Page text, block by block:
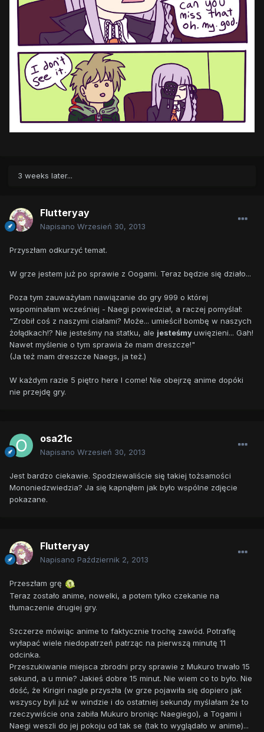
3 weeks later...
Flutteryay
Napisano Wrzesień 30, 2013
Przyszłam odkurzyć temat.
W grze jestem już po sprawie z Oogami. Teraz będzie się działo...
Poza tym zauważyłam nawiązanie do gry 999 o której
wspominałam wcześniej - Naegi powiedział, a raczej pomyślał:
"Zrobił coś z naszymi ciałami? Może... umieścił bombę w naszych
żołądkach!? Nie jesteśmy na statku, ale jesteśmyuwięzieni... Gah!
Nawet myślenie o tym sprawia że mam dreszcze!"
(Ja też mam dreszcze Naegs, ja też.)
W każdym razie 5 piętro here I come! Nie obejrzę anime dopóki
nie przejdę gry.
osa21c
Napisano Wrzesień 30, 2013
Jest bardzo ciekawie. Spodziewaliście się takiej tożsamości
Mononiedzwiedzia? Ja się kapnąłem jak było wspólne zdjęcie
pokazane.
Flutteryay
Napisano Październik 2, 2013
Przeszłam grę
Teraz zostało anime, nowelki, a potem tylko czekanie na
tłumaczenie drugiej gry.
Szczerze mówiąc anime to faktycznie trochę zawód. Potrafię
wyłapać wiele niedopatrzeń patrząc na pierwszą minutę 11
odcinka.
Przeszukiwanie miejsca zbrodni przy sprawie z Mukuro trwało 15
sekund, a u mnie? Jakieś dobre 15 minut. Nie wiem co to było. Nie
dość, że Kirigiri nagle przyszła (w grze pojawiła się dopiero jak
wszyscy byli już w windzie i do ostatniej sekundy myślałam że to
rzeczywiście ona zabiła Mukuro broniąc Naegiego), a Togami i
Naegi weszli do jej pokoju od tak se (tak to wyglądało w anime)...